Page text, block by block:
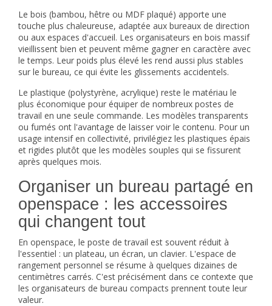
Le bois (bambou, hêtre ou MDF plaqué) apporte une
touche plus chaleureuse, adaptée aux bureaux de direction
ou aux espaces d'accueil. Les organisateurs en bois massif
vieillissent bien et peuvent même gagner en caractère avec
le temps. Leur poids plus élevé les rend aussi plus stables
sur le bureau, ce qui évite les glissements accidentels.
Le plastique (polystyrène, acrylique) reste le matériau le
plus économique pour équiper de nombreux postes de
travail en une seule commande. Les modèles transparents
ou fumés ont l'avantage de laisser voir le contenu. Pour un
usage intensif en collectivité, privilégiez les plastiques épais
et rigides plutôt que les modèles souples qui se fissurent
après quelques mois.
Organiser un bureau partagé en
openspace : les accessoires
qui changent tout
En openspace, le poste de travail est souvent réduit à
l'essentiel : un plateau, un écran, un clavier. L'espace de
rangement personnel se résume à quelques dizaines de
centimètres carrés. C'est précisément dans ce contexte que
les organisateurs de bureau compacts prennent toute leur
valeur.